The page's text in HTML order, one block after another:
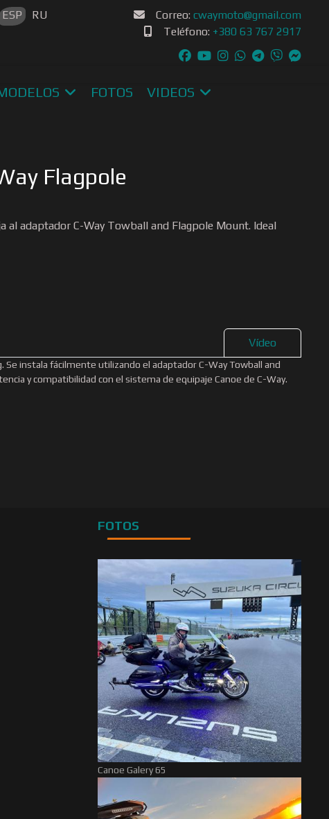
Correo: cwaymoto@gmail.com
Teléfono: +380 63 767 2917
su idioma
ESP RU
FOTOS VIDEOS
Flagpole
al adaptador C-Way Towball and Flagpole Mount. Ideal
Vídeo
instala fácilmente utilizando el adaptador C-Way Towball and
y compatibilidad con el sistema de equipaje Canoe de C-Way.
FOTOS
Canoe Galery 65